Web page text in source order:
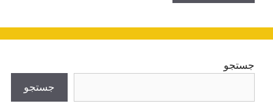
جستجو
جستجو